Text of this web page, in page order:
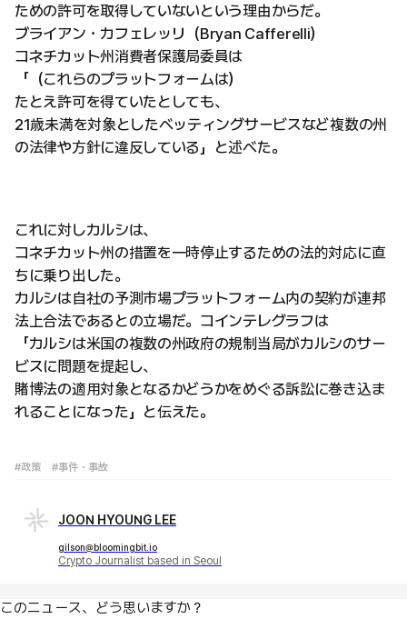
ための許可を取得していないという理由からだ。
ブライアン・カフェレッリ（Bryan Cafferelli）
コネチカット州消費者保護局委員は
「（これらのプラットフォームは）
たとえ許可を得ていたとしても、
21歳未満を対象としたベッティングサービスなど複数の州
の法律や方針に違反している」と述べた。
これに対しカルシは、
コネチカット州の措置を一時停止するための法的対応に直
ちに乗り出した。
カルシは自社の予測市場プラットフォーム内の契約が連邦
法上合法であるとの立場だ。コインテレグラフは
「カルシは米国の複数の州政府の規制当局がカルシのサー
ビスに問題を提起し、
賭博法の適用対象となるかどうかをめぐる訴訟に巻き込ま
れることになった」と伝えた。
#政策 #事件・事故
JOON HYOUNG LEE
gilson@bloomingbit.io
Crypto Journalist based in Seoul
このニュース、どう思いますか？